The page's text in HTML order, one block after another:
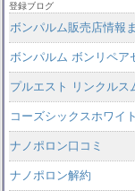
登録ブログ
ボンパルム販売店情報
ボンパルム ボンリペア
プルエスト リンクルス
コーズシックスホワイ
ナノポロン口コミ
ナノポロン解約